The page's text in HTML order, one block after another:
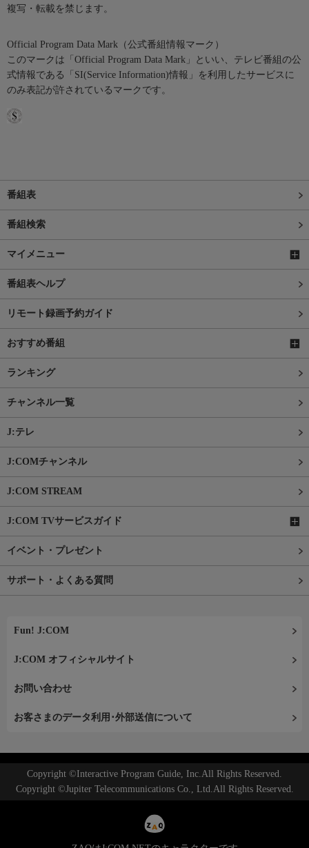
複写・転載を禁じます。
Official Program Data Mark（公式番組情報マーク）
このマークは「Official Program Data Mark」といい、テレビ番組の公
式情報である「SI(Service Information)情報」を利用したサービスに
のみ表記が許されているマークです。
番組表
番組検索
マイメニュー
番組表ヘルプ
リモート録画予約ガイド
おすすめ番組
ランキング
チャンネル一覧
J:テレ
J:COMチャンネル
J:COM STREAM
J:COM TVサービスガイド
イベント・プレゼント
サポート・よくある質問
Fun! J:COM
J:COM オフィシャルサイト
お問い合わせ
お客さまのデータ利用･外部送信について
Copyright ©Interactive Program Guide, Inc.All Rights Reserved.
Copyright ©Jupiter Telecommunications Co., Ltd.All Rights Reserved.